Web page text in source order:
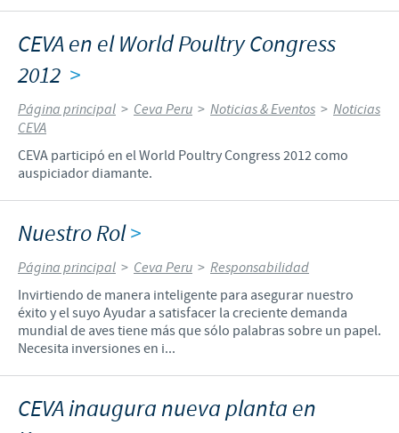
CEVA en el World Poultry Congress
2012 >
Página principal > Ceva Peru > Noticias & Eventos > Noticias
CEVA
CEVA participó en el World Poultry Congress 2012 como
auspiciador diamante.
Nuestro Rol>
Página principal > Ceva Peru > Responsabilidad
Invirtiendo de manera inteligente para asegurar nuestro
éxito y el suyo Ayudar a satisfacer la creciente demanda
mundial de aves tiene más que sólo palabras sobre un papel.
Necesita inversiones en i...
CEVA inaugura nueva planta en